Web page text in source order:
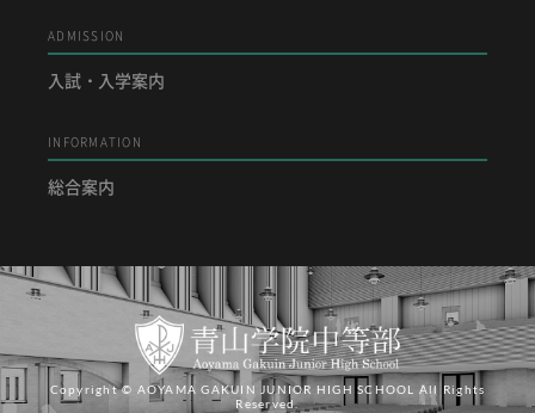
ADMISSION
入試・入学案内
INFORMATION
総合案内
Copyright © AOYAMA GAKUIN JUNIOR HIGH SCHOOL All Rights
Reserved.